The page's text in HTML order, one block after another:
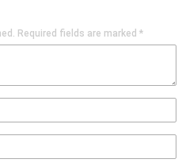
Required fields are marked *